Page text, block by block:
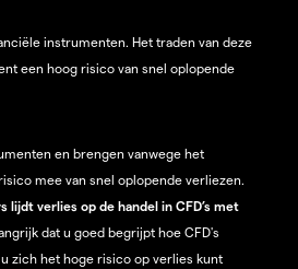
instrumenten. Het traden van deze
een hoog risico van snel oplopende
en brengen vanwege het
mee van snel oplopende verliezen.
lijdt verlies op de handel in CFD’s met
dat u goed begrijpt hoe CFD's
zich het hoge risico op verlies kunt